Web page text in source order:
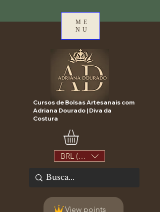
ME
NU
Cursos de Bolsas Artesanais com
Adriana Dourado | Diva da
Costura
BRL (R$)
View points